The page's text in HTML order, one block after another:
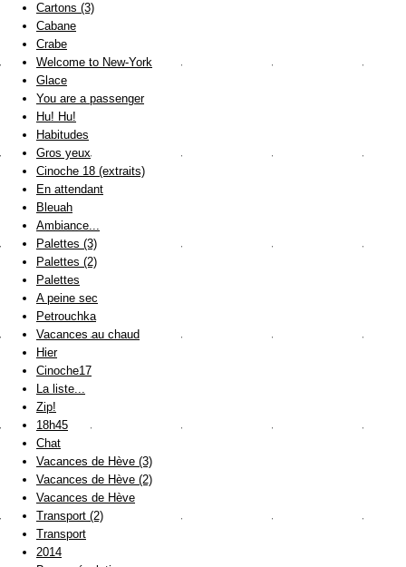
Cartons (3)
Cabane
Crabe
Welcome to New-York
Glace
You are a passenger
Hu! Hu!
Habitudes
Gros yeux
Cinoche 18 (extraits)
En attendant
Bleuah
Ambiance...
Palettes (3)
Palettes (2)
Palettes
A peine sec
Petrouchka
Vacances au chaud
Hier
Cinoche17
La liste...
Zip!
18h45
Chat
Vacances de Hève (3)
Vacances de Hève (2)
Vacances de Hève
Transport (2)
Transport
2014